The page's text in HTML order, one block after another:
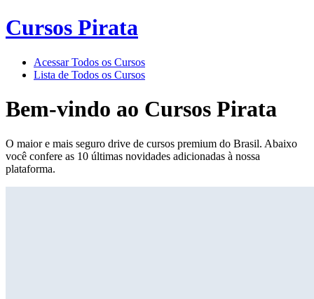
Cursos Pirata
Acessar Todos os Cursos
Lista de Todos os Cursos
Bem-vindo ao Cursos Pirata
O maior e mais seguro drive de cursos premium do Brasil. Abaixo
você confere as 10 últimas novidades adicionadas à nossa
plataforma.